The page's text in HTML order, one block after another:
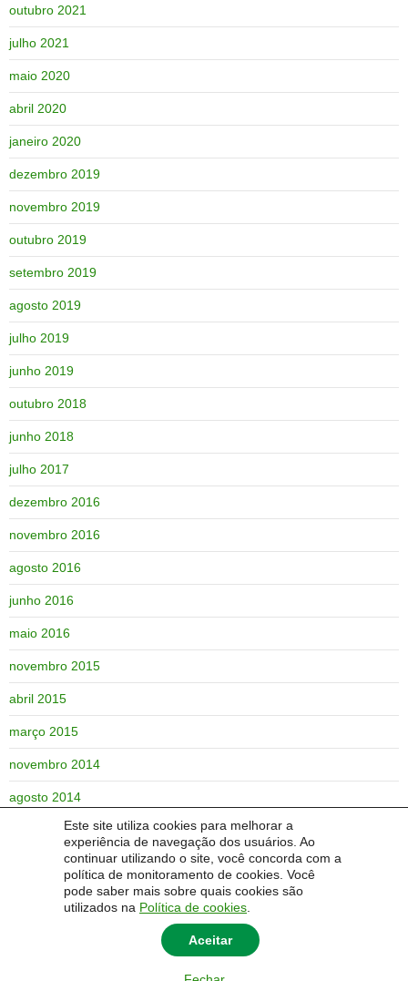
Este site utiliza cookies para melhorar a
experiência de navegação dos usuários. Ao
continuar utilizando o site, você concorda com a
política de monitoramento de cookies. Você
pode saber mais sobre quais cookies são
utilizados na Política de cookies
Aceitar
outubro 2021
julho 2021
maio 2020
abril 2020
janeiro 2020
dezembro 2019
novembro 2019
outubro 2019
setembro 2019
agosto 2019
julho 2019
junho 2019
outubro 2018
junho 2018
julho 2017
dezembro 2016
novembro 2016
agosto 2016
junho 2016
maio 2016
novembro 2015
abril 2015
março 2015
novembro 2014
agosto 2014
junho 2014
maio 2014